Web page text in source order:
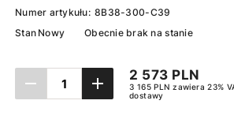
Numer artykułu: 8B38-300-C39
Stan Nowy Obecnie brak na stanie
2 573 PLN
3 165 PLN zawiera 23%
dostawy